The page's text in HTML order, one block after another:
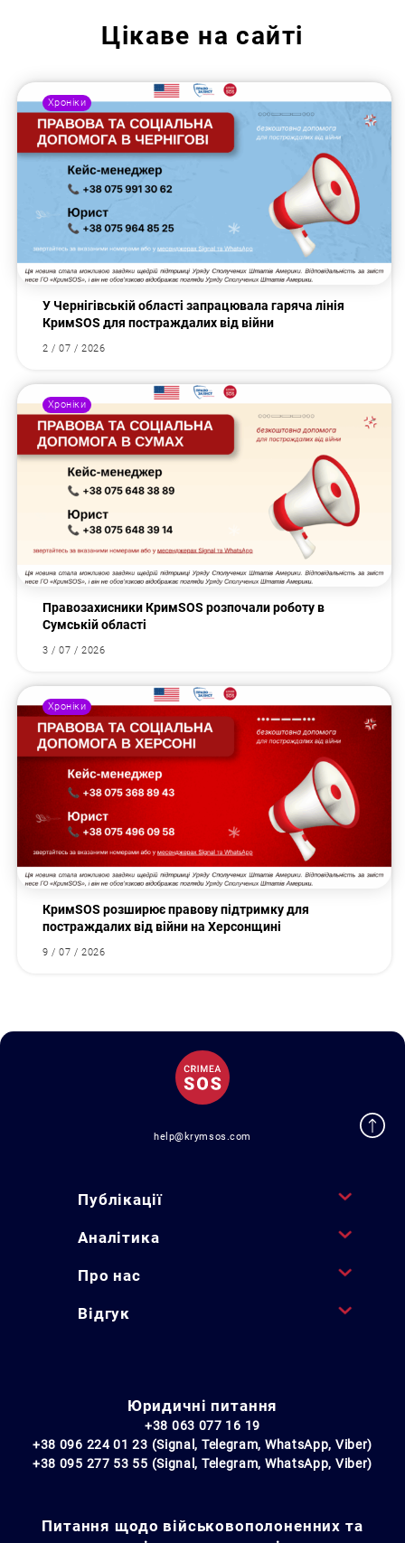
Цікаве на сайті
Хроніки
У Чернігівській області запрацювала гаряча лінія
КримSOS для постраждалих від війни
2 / 07 / 2026
Хроніки
Правозахисники КримSOS розпочали роботу в
Сумській області
3 / 07 / 2026
Хроніки
КримSOS розширює правову підтримку для
постраждалих від війни на Херсонщині
9 / 07 / 2026
help@krymsos.com
Публікації
Аналітика
Про нас
Відгук
Юридичні питання
+38 063 077 16 19
+38 096 224 01 23 (Signal, Telegram, WhatsApp, Viber)
+38 095 277 53 55 (Signal, Telegram, WhatsApp, Viber)
Питання щодо військовополоненних та